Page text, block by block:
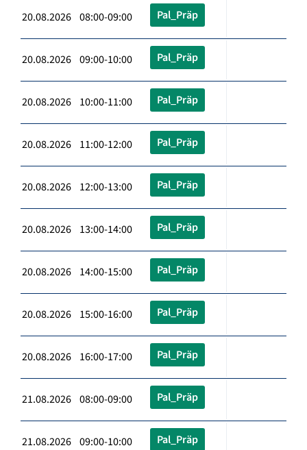
20.08.2026 08:00-09:00 Pal_Präp
20.08.2026 09:00-10:00 Pal_Präp
20.08.2026 10:00-11:00 Pal_Präp
20.08.2026 11:00-12:00 Pal_Präp
20.08.2026 12:00-13:00 Pal_Präp
20.08.2026 13:00-14:00 Pal_Präp
20.08.2026 14:00-15:00 Pal_Präp
20.08.2026 15:00-16:00 Pal_Präp
20.08.2026 16:00-17:00 Pal_Präp
21.08.2026 08:00-09:00 Pal_Präp
21.08.2026 09:00-10:00 Pal_Präp